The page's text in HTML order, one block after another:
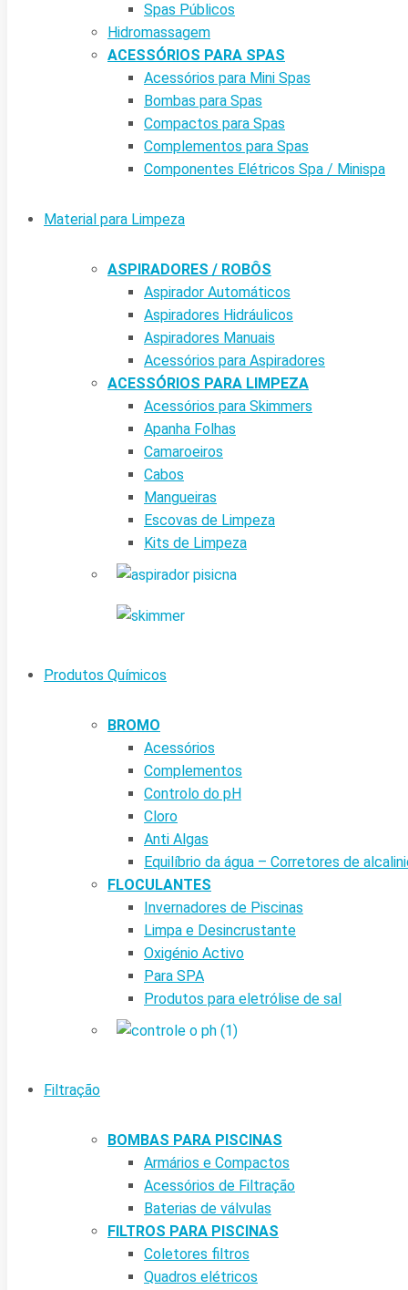
Spas Públicos
Hidromassagem
ACESSÓRIOS PARA SPAS
Acessórios para Mini Spas
Bombas para Spas
Compactos para Spas
Complementos para Spas
Componentes Elétricos Spa / Minispa
Material para Limpeza
ASPIRADORES / ROBÔS
Aspirador Automáticos
Aspiradores Hidráulicos
Aspiradores Manuais
Acessórios para Aspiradores
ACESSÓRIOS PARA LIMPEZA
Acessórios para Skimmers
Apanha Folhas
Camaroeiros
Cabos
Mangueiras
Escovas de Limpeza
Kits de Limpeza
Produtos Químicos
BROMO
Acessórios
Complementos
Controlo do pH
Cloro
Anti Algas
Equilíbrio da água – Corretores de
FLOCULANTES
Invernadores de Piscinas
Limpa e Desincrustante
Oxigénio Activo
Para SPA
Produtos para eletrólise de sal
Filtração
BOMBAS PARA PISCINAS
Armários e Compactos
Acessórios de Filtração
Baterias de válvulas
FILTROS PARA PISCINAS
Coletores filtros
Quadros elétricos